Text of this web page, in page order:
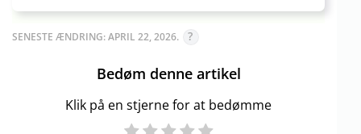
SENESTE ÆNDRING: APRIL 22, 2026.
Bedøm denne artikel
Klik på en stjerne for at bedømme